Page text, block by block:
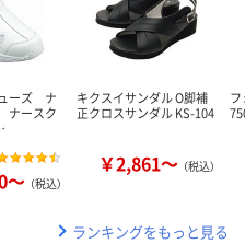
ーズ ナ
ナースク
～ （税込）
キクスイサンダル O脚補
正クロスサンダル KS-104
￥2,861～ （税込）
ランキングをもっと見る